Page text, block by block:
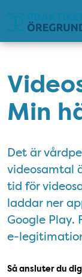
Min
Det är
videosamtal
tid för
laddar ner
Google Play.
e-
Så ansluter du